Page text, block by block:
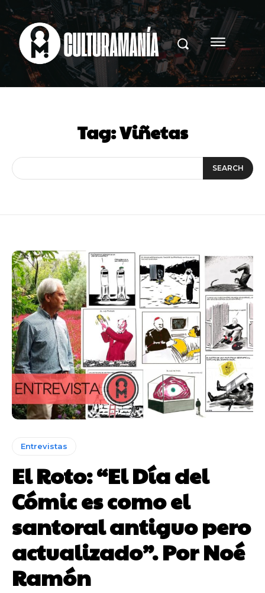
Tag:Viñetas
SEARCH
Entrevistas
El Roto: “El Día del
Cómic es como el
santoral antiguo pero
actualizado”. Por Noé
Ramón